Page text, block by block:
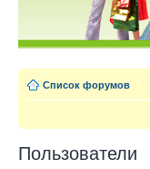
Список форумов
Пользователи